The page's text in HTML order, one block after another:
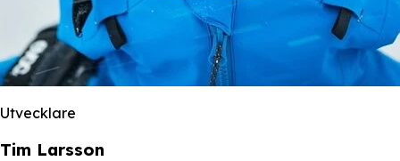
Utvecklare
Tim Larsson